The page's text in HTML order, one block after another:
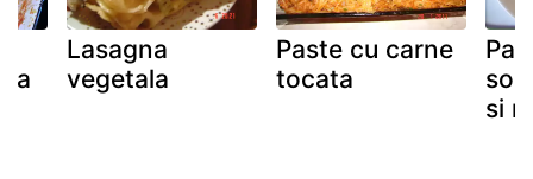
Lasagna
vegetala
Paste cu carne
tocata
si